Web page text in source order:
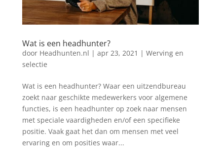
Wat is een headhunter?
door Headhunten.nl | apr 23, 2021 | Werving en
selectie
Wat is een headhunter? Waar een uitzendbureau
zoekt naar geschikte medewerkers voor algemene
functies, is een headhunter op zoek naar mensen
met speciale vaardigheden en/of een specifieke
positie. Vaak gaat het dan om mensen met veel
ervaring en om posities waar...